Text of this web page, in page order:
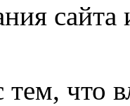
сайта
что